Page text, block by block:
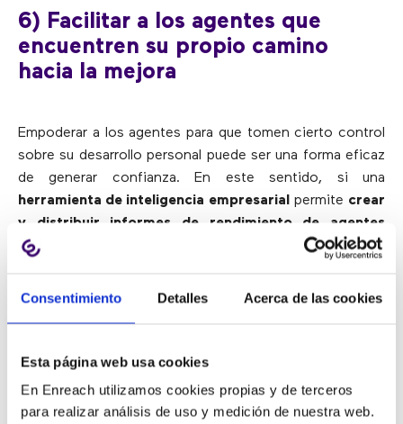
Consentimiento Detalles Acerca de las cookies
Esta página web usa cookies
En Enreach utilizamos cookies propias y de terceros
para realizar análisis de uso y medición de nuestra web.
6) Facilitar a los agentes que
encuentren su propio camino
hacia la mejora
Empoderar a los agentes para que tomen cierto control
sobre su desarrollo personal puede ser una forma eficaz
de generar confianza. En este sentido, si una
herramienta de inteligencia empresarialpermite crear
y distribuir informes de rendimiento de agentes
individuales
, es conveniente utilizarlos para permitir que
propio camino hacia la mejora.
7) Pensar en una solución de
análisis de habla (Speech
Analytics)